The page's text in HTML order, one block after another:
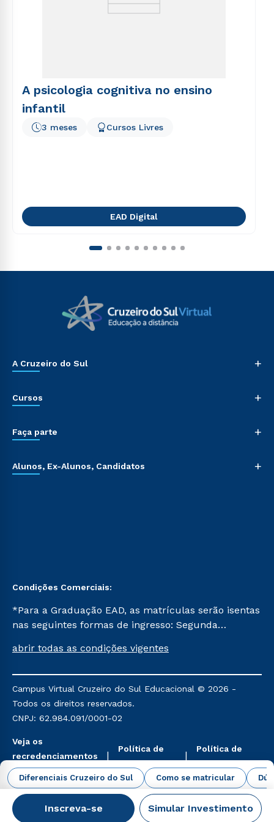
Diferenciais Cruzeiro do Sul Como se matricular
Inscreva-se Simular Investimento
A psicologia cognitiva no ensino
infantil
3 meses Cursos Livres
EAD Digital
A Cruzeiro do Sul +
Cursos +
Faça parte +
Alunos, Ex-Alunos, Candidatos +
Condições Comerciais:
*Para a Graduação EAD, as matrículas serão isentas
nas seguintes formas de ingresso: Segunda
Já para as demais, a taxa de matrícula será de R$
mencionadas são referentes aos cursos: Ensino
Religioso, Geografia para a Docência e Metodologia
do Ensino de História: Questões Atuais.
abrir todas as condições vigentes
Campus Virtual Cruzeiro do Sul Educacional © 2026 -
Todos os direitos reservados.
CNPJ: 62.984.091/0001-02
Veja os
recredenciamentos
aqui
Política de
Privacidade
Política de
Cookies